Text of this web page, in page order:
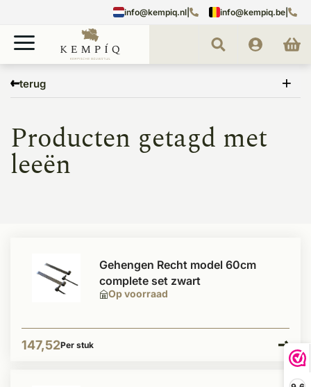
info@kempiq.nl info@kempiq.be
terug
leeën
Producten getagd met
leeën
Op voorraad
Gehengen Recht model 60cm
complete set zwart
147,52Per stuk